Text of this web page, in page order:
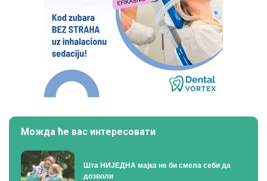
Можда ће вас интересовати
Шта НИЈЕДНА мајка не би смела себи да
дозволи